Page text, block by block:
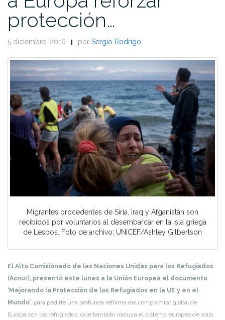
protección…
5 diciembre, 2016 por Sergio Rodrigo
Migrantes procedentes de Siria, Iraq y Afganistán son
recibidos por voluntarios al desembarcar en la isla griega
de Lesbos. Foto de archivo: UNICEF/Ashley Gilbertson
El Alto Comisionado de las Naciones Unidas para los Refugiados
(Acnur), presentó este lunes a la Unión Europea el documento
‘Mejorando la Protección de los Refugiados en la UE y en el
Mundo’, para pedirle una profunda reforma del compromiso global de
Europa con los refugiados, que también incluya el sistema europeo de asilo.